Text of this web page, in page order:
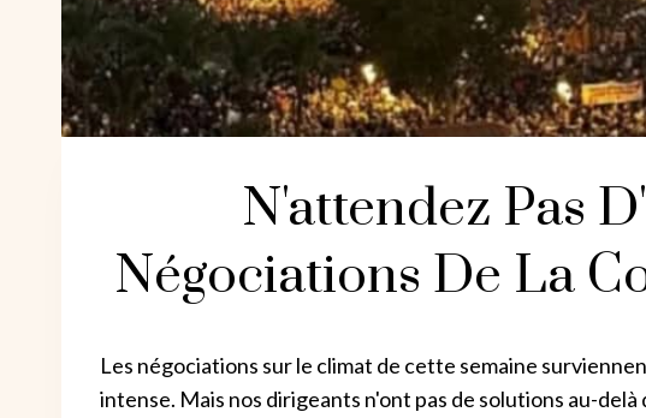
N'attendez Pas
Négociations De La
Les négociations sur le climat de cette semaine
intense. Mais nos dirigeants n'ont pas de solutions au-